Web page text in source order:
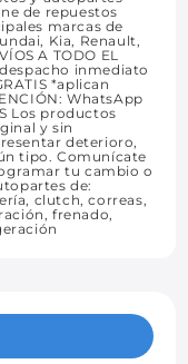
de repuestos
marcas de
Kia, Renault,
A TODO EL
inmediato
*aplican
WhatsApp
Los productos
y sin
deterioro,
tipo. Comunícate
tu cambio o
de:
clutch, correas,
frenado,